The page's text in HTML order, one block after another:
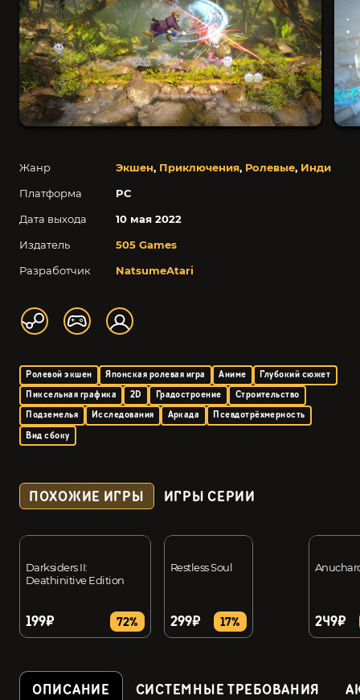
Жанр Экшен, Приключения, Ролевые, Инди
Платформа
PC
Дата выхода
10 мая 2022
Издатель
505 Games
Разработчик
NatsumeAtari
Ролевой экшен Японская ролевая игра Аниме
Глубокий сюжет
Пиксельная графика
2D Градостроение
Строительство
Подземелья
Исследования Аркада
Псевдотрёхмерность
Вид сбоку
ПОХОЖИЕ ИГРЫ ИГРЫ СЕРИИ
Darksiders II:
Deathinitive Edition
199₽ 72%
Restless Soul
299₽ 17% 249₽
ОПИСАНИЕ СИСТЕМНЫЕ ТРЕБОВАНИЯ